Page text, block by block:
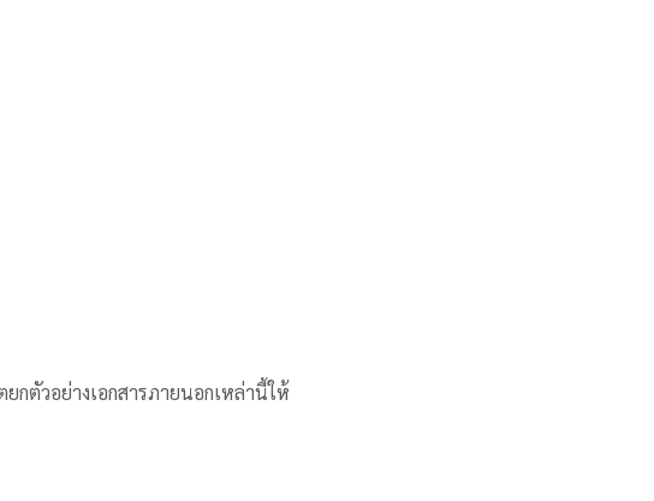
กตัวอย่างเอกสารภายนอกเหล่านี้ให้